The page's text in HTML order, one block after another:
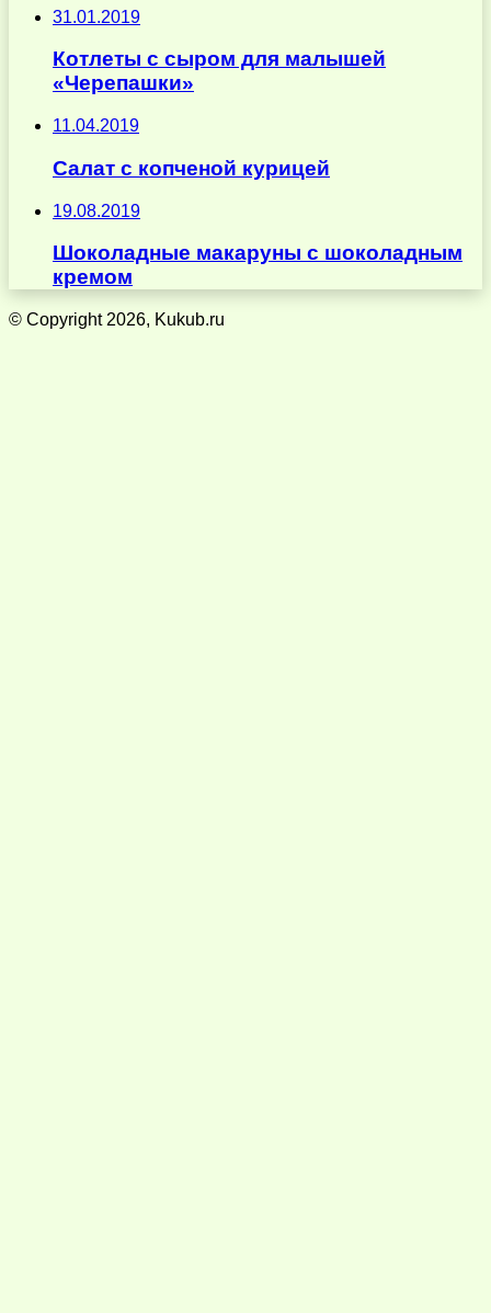
31.01.2019
Котлеты с сыром для малышей
«Черепашки»
11.04.2019
Салат с копченой курицей
19.08.2019
Шоколадные макаруны с шоколадным
кремом
© Copyright 2026, Kukub.ru